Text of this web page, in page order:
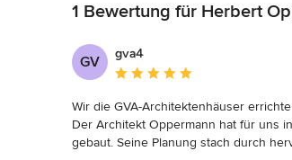
1 Bewertung für Herbert
GV
gva4
Durchschnittliche Bewertung: 5
Wir die GVA-Architektenhäuser
Der Architekt Oppermann hat für uns
gebaut. Seine Planung stach durch